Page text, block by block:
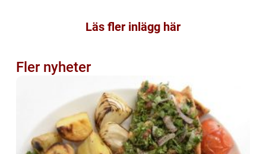
Läs fler inlägg här
Fler nyheter